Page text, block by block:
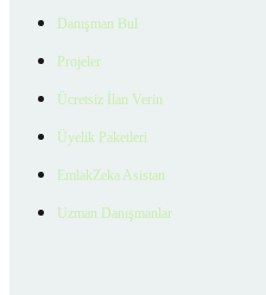
Danışman Bul
Projeler
Ücretsiz İlan Verin
Üyelik Paketleri
EmlakZeka Asistan
Uzman Danışmanlar